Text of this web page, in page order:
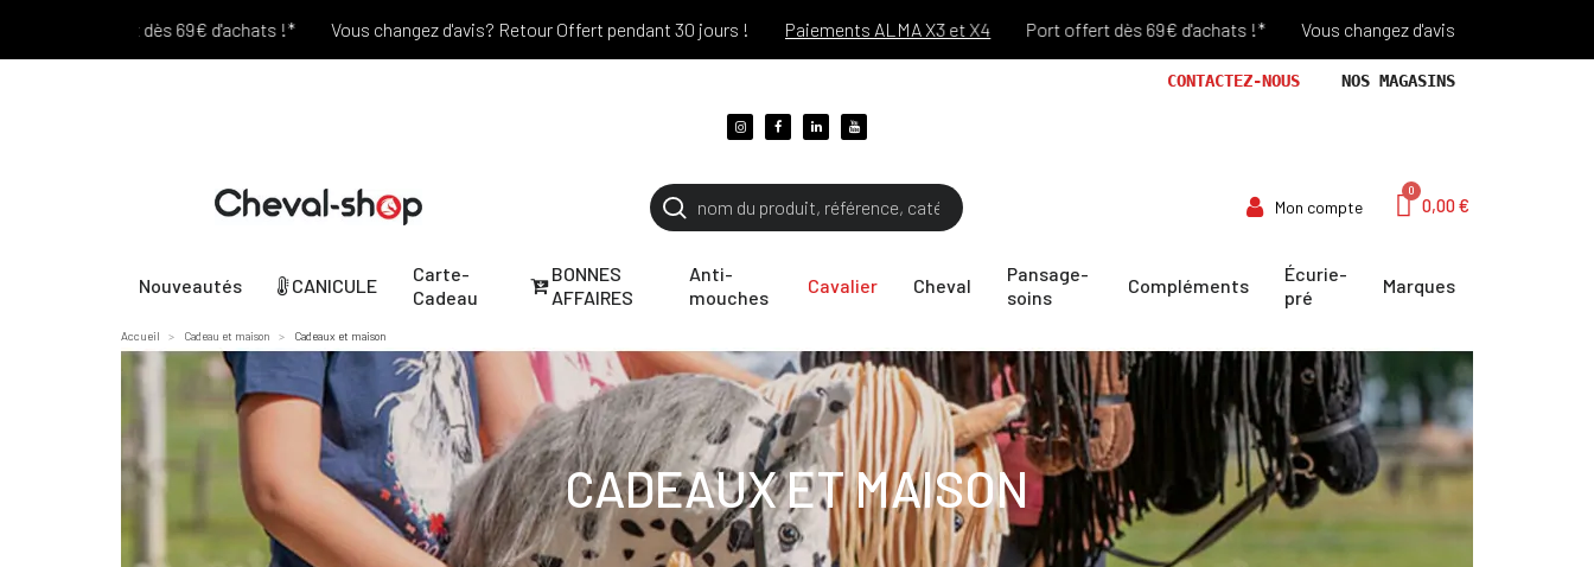
Port offert dès 69€ d'achats !* Vous changez d'avis? Retour Offert pendant 30 jours ! Paiements ALMA X3 et X4 Port offert dès 69€ d'achats !* Vous changez d'avis? Retour Offert
CONTACTEZ-NOUS NOS MAGASINS
Mon compte 0,00 €
Nouveautés CANICULE
Carte-
Cadeau
BONNES
AFFAIRES
Anti-
mouches
Cavalier Cheval
Pansage-
soins
Compléments
Écurie-
pré
Marques
Accueil Cadeau et maison Cadeaux et maison
CADEAUX ET MAISON